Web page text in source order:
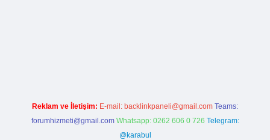
Reklam ve İletişim: E-mail: backlinkpaneli@gmail.com Teams:
forumhizmeti@gmail.com Whatsapp: 0262 606 0 726 Telegram:
@karabul